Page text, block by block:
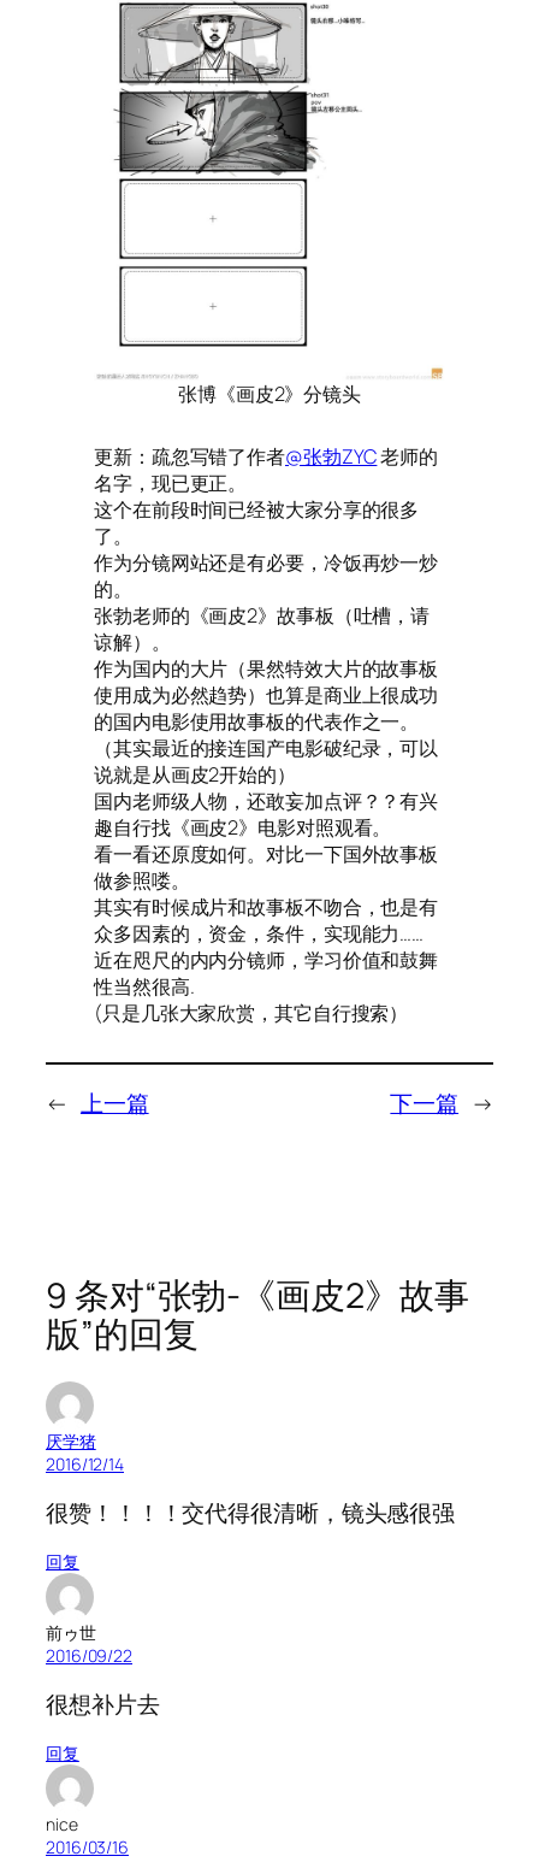
张博《画皮2》分镜头
更新：疏忽写错了作者@张勃ZYC老师的
名字，现已更正。
这个在前段时间已经被大家分享的很多
了。
作为分镜网站还是有必要，冷饭再炒一炒
的。
张勃老师的《画皮2》故事板（吐槽，请
谅解）。
作为国内的大片（果然特效大片的故事板
使用成为必然趋势）也算是商业上很成功
的国内电影使用故事板的代表作之一。
（其实最近的接连国产电影破纪录，可以
说就是从画皮2开始的）
国内老师级人物，还敢妄加点评？？有兴
趣自行找《画皮2》电影对照观看。
看一看还原度如何。对比一下国外故事板
做参照喽。
其实有时候成片和故事板不吻合，也是有
众多因素的，资金，条件，实现能力……
近在咫尺的内内分镜师，学习价值和鼓舞
性当然很高.
(只是几张大家欣赏，其它自行搜索）
← 上一篇 下一篇 →
9 条对“张勃-《画皮2》故事
版”的回复
厌学猪
2016/12/14
很赞！！！！交代得很清晰，镜头感很强
回复
前ゥ世
2016/09/22
很想补片去
回复
nice
2016/03/16